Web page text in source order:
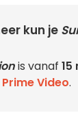
kun je
is vanaf 15
Prime Video.